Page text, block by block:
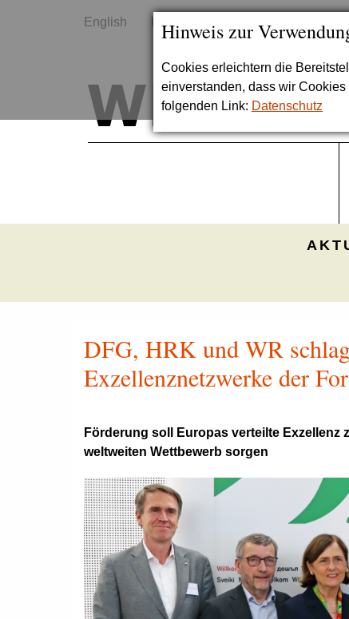
Hinweis zur
Cookies erleichtern die
einverstanden, dass wir
folgenden Link: Datenschutz
English
DFG, HRK und WR
Exzellenznetzwerke der
Förderung soll Europas verteilte
weltweiten Wettbewerb sorgen